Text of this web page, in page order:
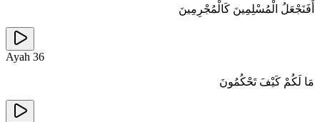
أَفَنَجْعَلُ الْمُسْلِمِينَ كَالْمُجْرِمِينَ
Ayah 36
مَا لَكُمْ كَيْفَ تَحْكُمُونَ